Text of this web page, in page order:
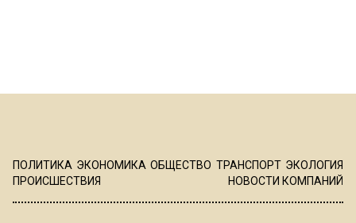
ПОЛИТИКА ЭКОНОМИКА ОБЩЕСТВО ТРАНСПОРТ ЭКОЛОГИЯ
ПРОИСШЕСТВИЯ
НОВОСТИ КОМПАНИЙ